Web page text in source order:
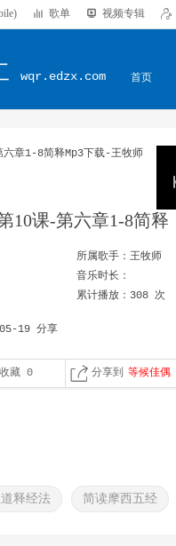
 歌单  视频专辑 
wqr.edzx.com 首页
10课-第六章1-8简释
所属歌手： 王牧师
音乐时长：
累计播放：308 次
19 分享
收藏 0  分享到 等候佳偶
释经法 简读摩西五经